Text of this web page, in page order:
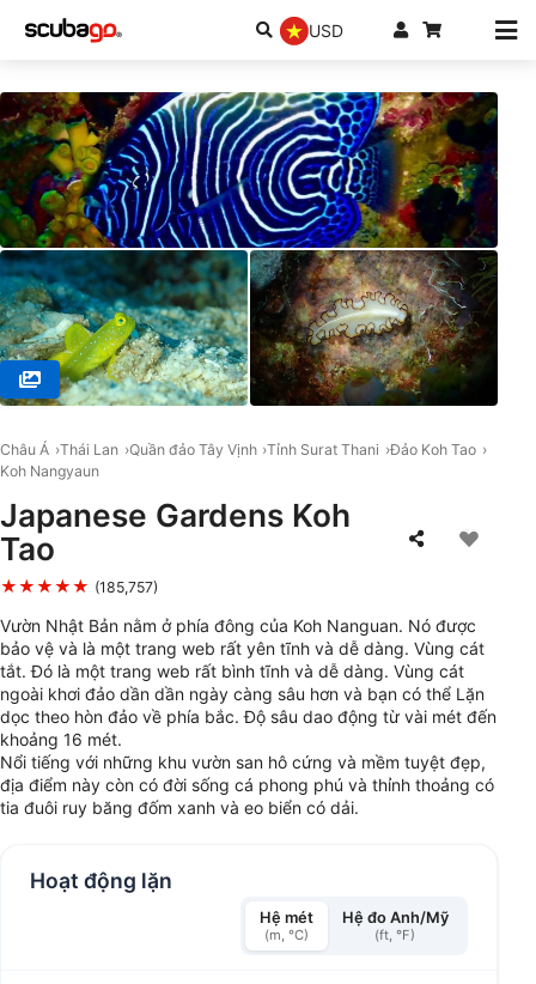
USD
Châu Á Thái Lan Quần đảo Tây Vịnh Tỉnh Surat Thani
Đảo Koh Tao
Koh Nangyaun
Japanese Gardens Koh
Tao
★★★★★ (185,757)
Vườn Nhật Bản nằm ở phía đông của Koh Nanguan. Nó được
bảo vệ và là một trang web rất yên tĩnh và dễ dàng. Vùng cát
tắt. Đó là một trang web rất bình tĩnh và dễ dàng. Vùng cát
ngoài khơi đảo dần dần ngày càng sâu hơn và bạn có thể Lặn
dọc theo hòn đảo về phía bắc. Độ sâu dao động từ vài mét đến
khoảng 16 mét.
Nổi tiếng với những khu vườn san hô cứng và mềm tuyệt đẹp,
địa điểm này còn có đời sống cá phong phú và thỉnh thoảng có
tia đuôi ruy băng đốm xanh và eo biển có dải.
Hoạt động lặn
Hệ mét
(m, °C)
Hệ đo Anh/Mỹ
(ft, °F)